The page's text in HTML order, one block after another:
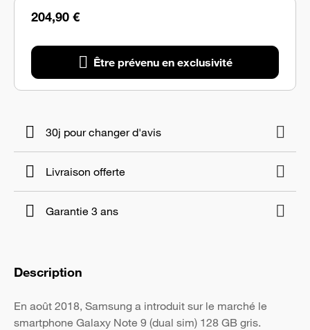
204,90 €
Être prévenu en exclusivité
30j pour changer d'avis
Livraison offerte
Garantie 3 ans
Description
En août 2018, Samsung a introduit sur le marché le
smartphone Galaxy Note 9 (dual sim) 128 GB gris.